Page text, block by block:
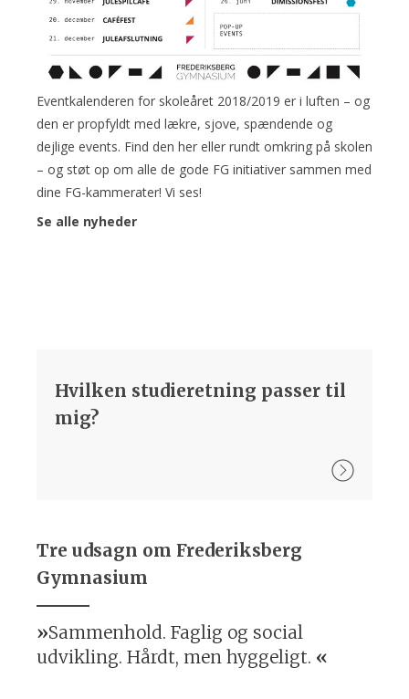
Eventkalenderen for skoleåret 2018/2019 er i luften – og
den er propfyldt med lækre, sjove, spændende og
dejlige events. Find den her eller rundt omkring på skolen
– og støt op om alle de gode FG initiativer sammen med
dine FG-kammerater! Vi ses!
Se alle nyheder
Hvilken studieretning passer til
mig?
Tre udsagn om Frederiksberg
Gymnasium
Sammenhold. Faglig og social
udvikling. Hårdt, men hyggeligt.